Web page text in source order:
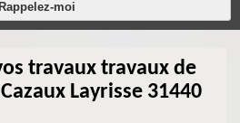
travaux travaux de
Layrisse 31440